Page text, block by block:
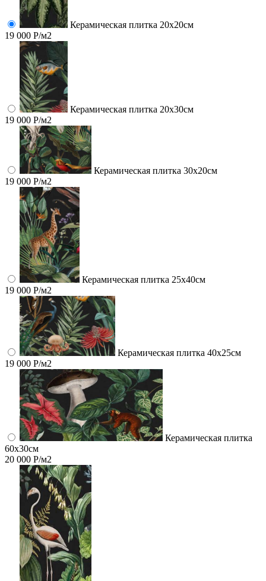
Керамическая плитка 20х20см
19 000 Р/м2
Керамическая плитка 20х30см
19 000 Р/м2
Керамическая плитка 30х20см
19 000 Р/м2
Керамическая плитка 25х40см
19 000 Р/м2
Керамическая плитка 40х25см
19 000 Р/м2
Керамическая плитка
60x30см
20 000 Р/м2